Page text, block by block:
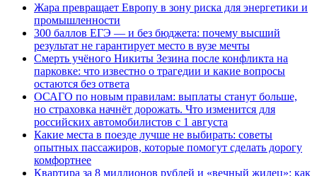
Жара превращает Европу в зону риска для энергетики и
промышленности
300 баллов ЕГЭ — и без бюджета: почему высший
результат не гарантирует место в вузе мечты
Смерть учёного Никиты Зезина после конфликта на
парковке: что известно о трагедии и какие вопросы
остаются без ответа
ОСАГО по новым правилам: выплаты станут больше,
но страховка начнёт дорожать. Что изменится для
российских автомобилистов с 1 августа
Какие места в поезде лучше не выбирать: советы
опытных пассажиров, которые помогут сделать дорогу
комфортнее
Квартира за 8 миллионов рублей и «вечный жилец»: как